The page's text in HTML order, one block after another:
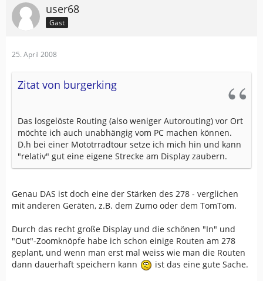
user68
Gast
25. April 2008
Zitat von burgerking
Das losgelöste Routing (also weniger Autorouting) vor Ort
möchte ich auch unabhängig vom PC machen können.
D.h bei einer Mototrradtour setze ich mich hin und kann
"relativ" gut eine eigene Strecke am Display zaubern.
Genau DAS ist doch eine der Stärken des 278 - verglichen
mit anderen Geräten, z.B. dem Zumo oder dem TomTom.
Durch das recht große Display und die schönen "In" und
"Out"-Zoomknöpfe habe ich schon einige Routen am 278
geplant, und wenn man erst mal weiss wie man die Routen
dann dauerhaft speichern kann
ist das eine gute Sache.